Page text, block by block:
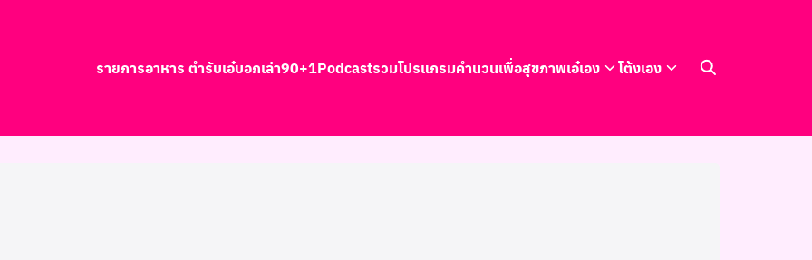
รายการอาหาร ตำรับเอ๋บอกเล่า90+1Podcastรวมโปรแกรมคำนวนเพื่อสุขภาพเอ๋เอง โต้งเอง